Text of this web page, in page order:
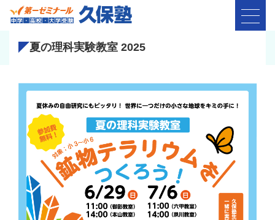
夏の理科実験教室 2025